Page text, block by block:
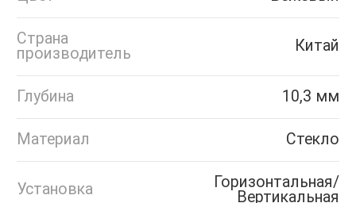
Страна
производитель
Китай
Глубина 10,3 мм
Материал Стекло
Установка
Горизонтальная/
Вертикальная